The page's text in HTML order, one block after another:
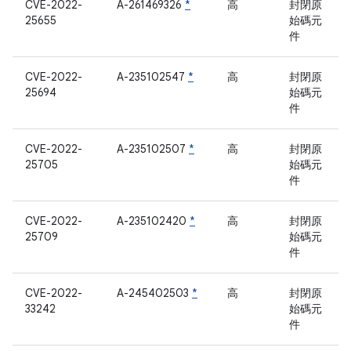
CVE-2022-
25655
A-261469326 * 高
封閉原
始碼元
件
CVE-2022-
25694
A-235102547 * 高
封閉原
始碼元
件
CVE-2022-
25705
A-235102507 * 高
封閉原
始碼元
件
CVE-2022-
25709
A-235102420 * 高
封閉原
始碼元
件
CVE-2022-
33242
A-245402503 * 高
封閉原
始碼元
件